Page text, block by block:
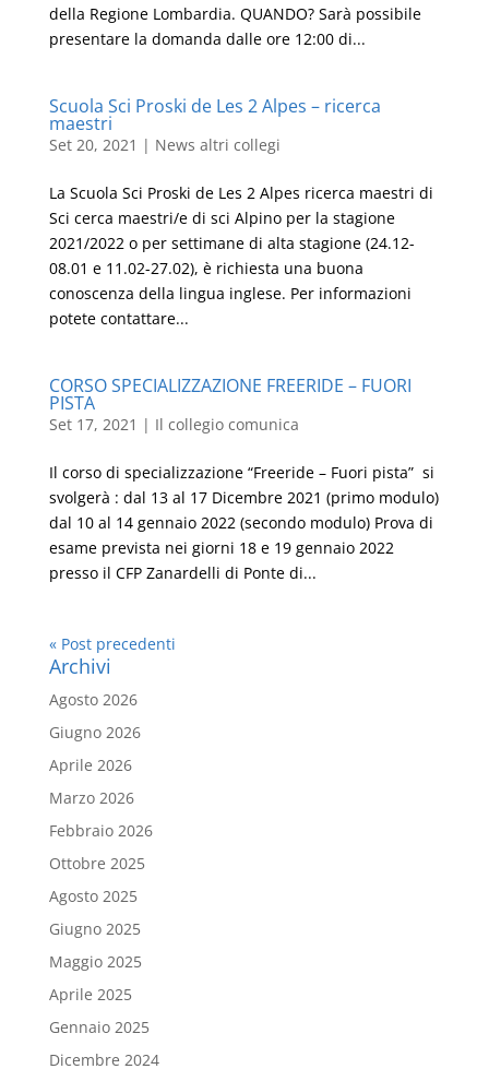
della Regione Lombardia. QUANDO? Sarà possibile
presentare la domanda dalle ore 12:00 di...
Scuola Sci Proski de Les 2 Alpes – ricerca
maestri
Set 20, 2021 | News altri collegi
La Scuola Sci Proski de Les 2 Alpes ricerca maestri di
Sci cerca maestri/e di sci Alpino per la stagione
2021/2022 o per settimane di alta stagione (24.12-
08.01 e 11.02-27.02), è richiesta una buona
conoscenza della lingua inglese. Per informazioni
potete contattare...
CORSO SPECIALIZZAZIONE FREERIDE – FUORI
PISTA
Set 17, 2021 | Il collegio comunica
Il corso di specializzazione “Freeride – Fuori pista” si
svolgerà : dal 13 al 17 Dicembre 2021 (primo modulo)
dal 10 al 14 gennaio 2022 (secondo modulo) Prova di
esame prevista nei giorni 18 e 19 gennaio 2022
presso il CFP Zanardelli di Ponte di...
« Post precedenti
Archivi
Agosto 2026
Giugno 2026
Aprile 2026
Marzo 2026
Febbraio 2026
Ottobre 2025
Agosto 2025
Giugno 2025
Maggio 2025
Aprile 2025
Gennaio 2025
Dicembre 2024